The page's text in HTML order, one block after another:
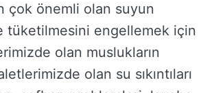
çok önemli olan suyun
tüketilmesini engellemek için
olan muslukların
olan su sıkıntıları